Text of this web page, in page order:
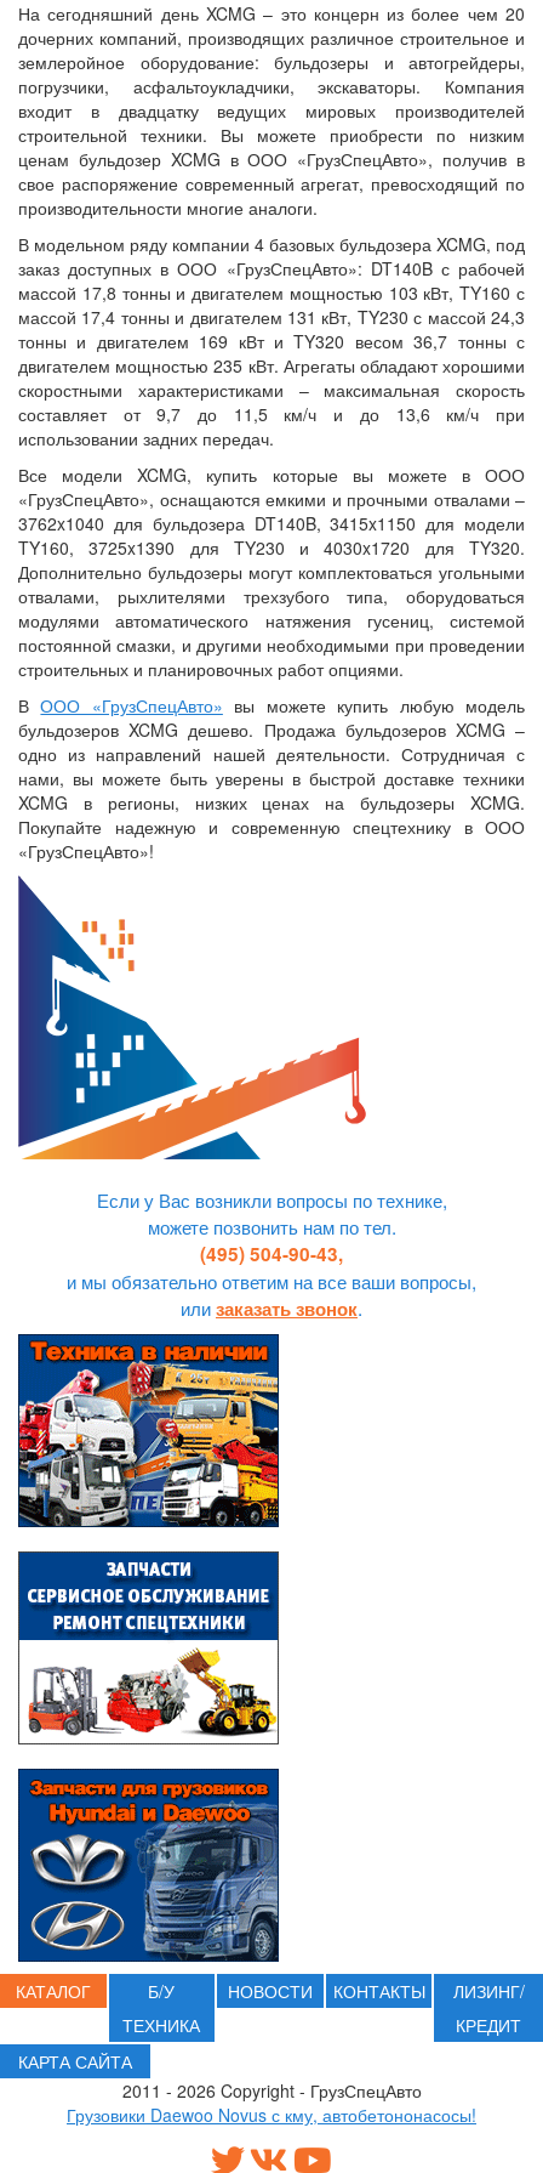
На сегодняшний день XCMG – это концерн из более чем 20
дочерних компаний, производящих различное строительное и
землеройное оборудование: бульдозеры и автогрейдеры,
погрузчики, асфальтоукладчики, экскаваторы. Компания
входит в двадцатку ведущих мировых производителей
строительной техники. Вы можете приобрести по низким
ценам бульдозер XCMG в ООО «ГрузСпецАвто», получив в
свое распоряжение современный агрегат, превосходящий по
производительности многие аналоги.
В модельном ряду компании 4 базовых бульдозера XCMG, под
заказ доступных в ООО «ГрузСпецАвто»: DT140B с рабочей
массой 17,8 тонны и двигателем мощностью 103 кВт, TY160 с
массой 17,4 тонны и двигателем 131 кВт, TY230 с массой 24,3
тонны и двигателем 169 кВт и TY320 весом 36,7 тонны с
двигателем мощностью 235 кВт. Агрегаты обладают хорошими
скоростными характеристиками – максимальная скорость
составляет от 9,7 до 11,5 км/ч и до 13,6 км/ч при
использовании задних передач.
Все модели XCMG, купить которые вы можете в ООО
«ГрузСпецАвто», оснащаются емкими и прочными отвалами –
3762x1040 для бульдозера DT140B, 3415x1150 для модели
TY160, 3725x1390 для TY230 и 4030x1720 для TY320.
Дополнительно бульдозеры могут комплектоваться угольными
отвалами, рыхлителями трехзубого типа, оборудоваться
модулями автоматического натяжения гусениц, системой
постоянной смазки, и другими необходимыми при проведении
строительных и планировочных работ опциями.
ВООО «ГрузСпецАвто» вы можете купить любую модель
бульдозеров XCMG дешево. Продажа бульдозеров XCMG –
одно из направлений нашей деятельности. Сотрудничая с
нами, вы можете быть уверены в быстрой доставке техники
XCMG в регионы, низких ценах на бульдозеры XCMG.
Покупайте надежную и современную спецтехнику в ООО
«ГрузСпецАвто»!
Если у Вас возникли вопросы по технике,
можете позвонить нам по тел.
(495) 504-90-43,
и мы обязательно ответим на все ваши вопросы,
илизаказать звонок.
КАТАЛОГ
Б/У
ТЕХНИКА
НОВОСТИ КОНТАКТЫ
ЛИЗИНГ/
КРЕДИТ
КАРТА САЙТА
2011 - 2026 Copyright - ГрузСпецАвто
Грузовики Daewoo Novus с кму, автобетононасосы!